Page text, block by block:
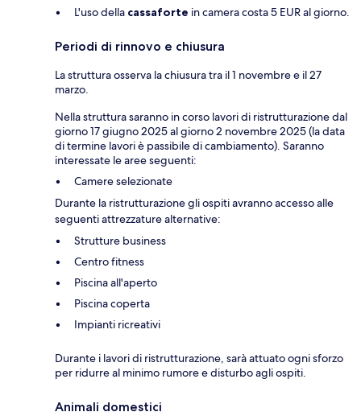
L'uso della cassaforte in camera costa 5 EUR al giorno.
Periodi di rinnovo e chiusura
La struttura osserva la chiusura tra il 1 novembre e il 27
marzo.
Nella struttura saranno in corso lavori di ristrutturazione dal
giorno 17 giugno 2025 al giorno 2 novembre 2025 (la data
di termine lavori è passibile di cambiamento). Saranno
interessate le aree seguenti:
Camere selezionate
Durante la ristrutturazione gli ospiti avranno accesso alle
seguenti attrezzature alternative:
Strutture business
Centro fitness
Piscina all'aperto
Piscina coperta
Impianti ricreativi
Durante i lavori di ristrutturazione, sarà attuato ogni sforzo
per ridurre al minimo rumore e disturbo agli ospiti.
Animali domestici